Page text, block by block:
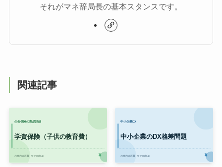
それがマネ辞局長の基本スタンスです。
関連記事